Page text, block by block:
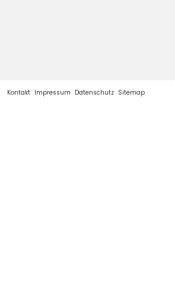
Kontakt Impressum Datenschutz Sitemap